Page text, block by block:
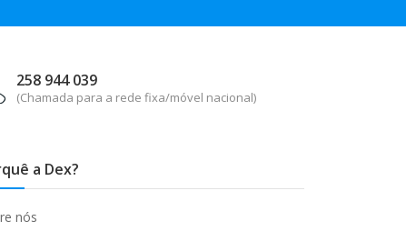
258 944 039
(Chamada para a rede fixa/móvel nacional)
a Dex?
nós